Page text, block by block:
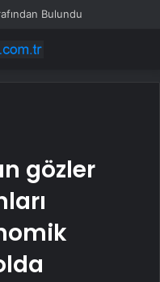
Bulundu
gözler